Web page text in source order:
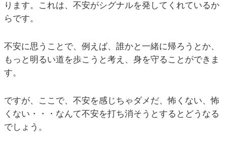
ります。これは、不安がシグナルを発してくれているか
らです。
不安に思うことで、例えば、誰かと一緒に帰ろうとか、
もっと明るい道を歩こうと考え、身を守ることができま
す。
ですが、ここで、不安を感じちゃダメだ、怖くない、怖
くない・・・なんて不安を打ち消そうとするとどうなる
でしょう。